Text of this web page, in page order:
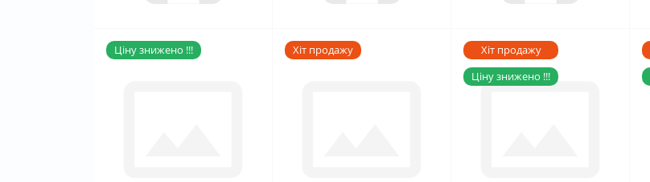
Ціну знижено !!! Хіт продажу
Хіт продажу
Ціну знижено !!!